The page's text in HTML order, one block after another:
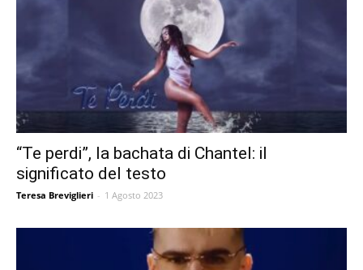
“Te perdi”, la bachata di Chantel: il
significato del testo
Teresa Breviglieri - 1 Agosto 2023